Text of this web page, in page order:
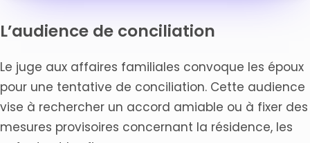
L’audience de conciliation
Le juge aux affaires familiales convoque les époux
pour une tentative de conciliation. Cette audience
vise à rechercher un accord amiable ou à fixer des
mesures provisoires concernant la résidence, les